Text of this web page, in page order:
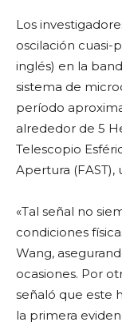
Los
oscilación cuasi-
inglés) en la
sistema de
período
alrededor de 5
Telescopio
Apertura (FAST),
«Tal señal no
condiciones
Wang,
ocasiones. Por
señaló que este
la primera